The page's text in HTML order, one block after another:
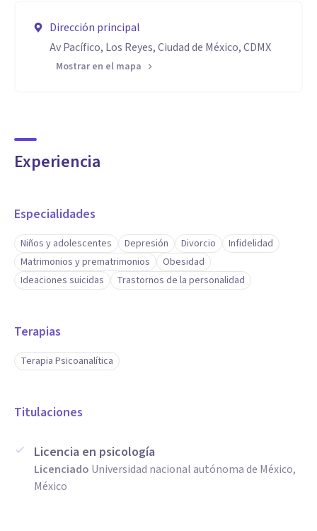
Dirección principal
Av Pacífico, Los Reyes, Ciudad de México, CDMX
Mostrar en el mapa
Experiencia
Especialidades
Niños y adolescentes Depresión Divorcio
Infidelidad
Matrimonios y prematrimonios
Obesidad
Ideaciones suicidas
Trastornos de la personalidad
Terapias
Terapia Psicoanalítica
Titulaciones
Licencia en psicología
Licenciado Universidad nacional autónoma de México,
México